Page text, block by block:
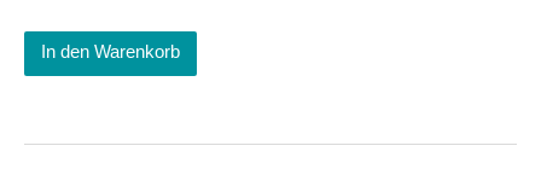
In den Warenkorb